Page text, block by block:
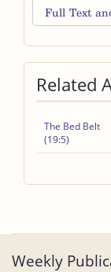
Full Text
Related
The Bed Belt
(19:5)
Weekly